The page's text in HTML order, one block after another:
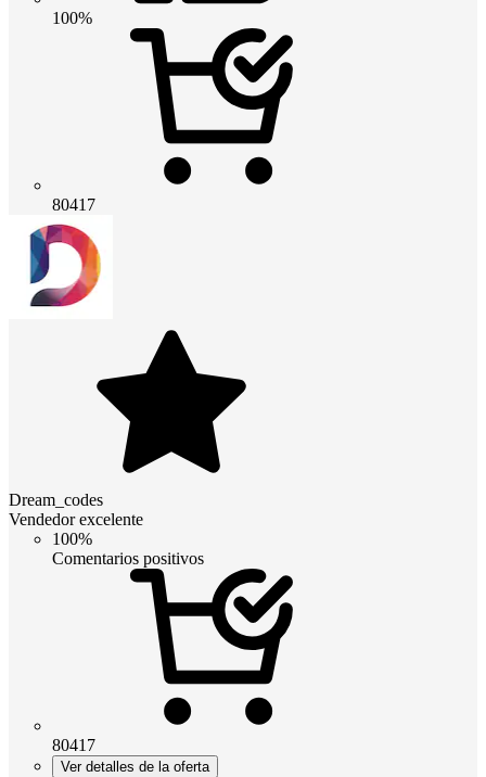
100%
80417
Dream_codes
Vendedor excelente
100%
Comentarios positivos
80417
Ver detalles de la oferta